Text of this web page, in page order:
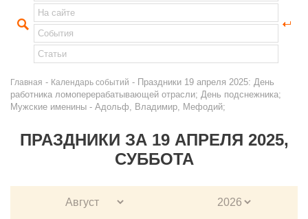
Главная - Календарь событий - Праздники 19 апреля 2025: День
работника ломоперерабатывающей отрасли; День подснежника;
Мужские именины - Адольф, Владимир, Мефодий;
ПРАЗДНИКИ ЗА 19 АПРЕЛЯ 2025,
СУББОТА